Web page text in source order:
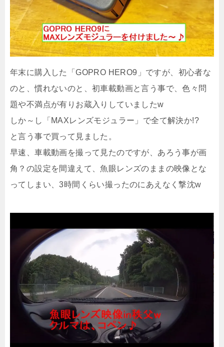
年末に購入した「GOPRO HERO9」ですが、初心者な
のと、慣れないのと、初車載動画と言う事で、色々問
題や不満点が有りお蔵入りしていましたw
しか～し「MAXレンズモジュラー」で全て解決か!?
と言う事で買って見ました。
早速、車載動画を撮って見たのですが、あろう事が画
角？の設定を間違えて、魚眼レンズのままの映像とな
ってしまい、3時間くらい撮ったのにあえなく撃沈w